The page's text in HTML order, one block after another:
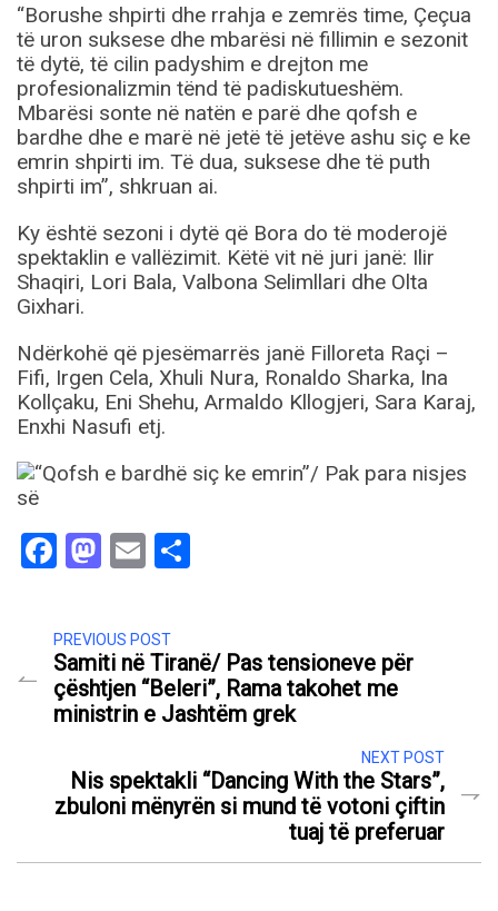
“Borushe shpirti dhe rrahja e zemrës time, Çeçua
të uron suksese dhe mbarësi në fillimin e sezonit
të dytë, të cilin padyshim e drejton me
profesionalizmin tënd të padiskutueshëm.
Mbarësi sonte në natën e parë dhe qofsh e
bardhe dhe e marë në jetë të jetëve ashu siç e ke
emrin shpirti im. Të dua, suksese dhe të puth
shpirti im”, shkruan ai.
Ky është sezoni i dytë që Bora do të moderojë
spektaklin e vallëzimit. Këtë vit në juri janë: Ilir
Shaqiri, Lori Bala, Valbona Selimllari dhe Olta
Gixhari.
Ndërkohë që pjesëmarrës janë Filloreta Raçi –
Fifi, Irgen Cela, Xhuli Nura, Ronaldo Sharka, Ina
Kollçaku, Eni Shehu, Armaldo Kllogjeri, Sara Karaj,
Enxhi Nasufi etj.
Facebook
Mastodon
Email
PREVIOUS POST
Samiti në Tiranë/ Pas tensioneve për
çështjen “Beleri”, Rama takohet me
ministrin e Jashtëm grek
NEXT POST
Nis spektakli “Dancing With the Stars”,
zbuloni mënyrën si mund të votoni çiftin
tuaj të preferuar